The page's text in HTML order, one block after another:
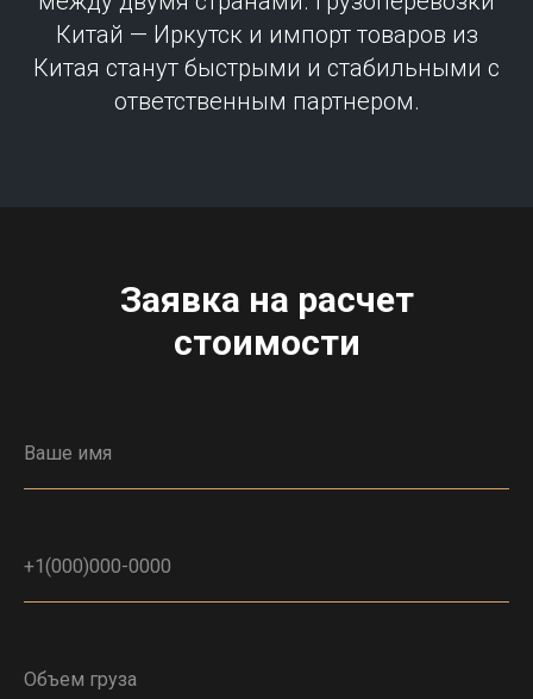
Китай — Иркутск и импорт товаров из
Китая станут быстрыми и стабильными с
ответственным партнером.
Заявка на расчет
стоимости